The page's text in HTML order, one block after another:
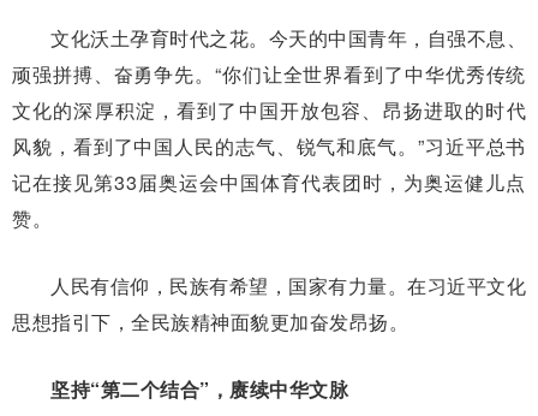
文化沃土孕育时代之花。今天的中国青年，自强不息、
顽强拼搏、奋勇争先。“你们让全世界看到了中华优秀传统
文化的深厚积淀，看到了中国开放包容、昂扬进取的时代
风貌，看到了中国人民的志气、锐气和底气。”习近平总书
记在接见第33届奥运会中国体育代表团时，为奥运健儿点
赞。
人民有信仰，民族有希望，国家有力量。在习近平文化
思想指引下，全民族精神面貌更加奋发昂扬。
坚持“第二个结合”，赓续中华文脉